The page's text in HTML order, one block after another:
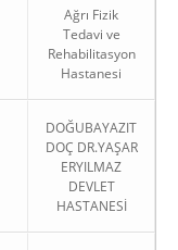
Ağrı Fizik
Tedavi ve
Rehabilitasyon
Hastanesi
DOĞUBAYAZIT
DOÇ DR.YAŞAR
ERYILMAZ
DEVLET
HASTANESİ